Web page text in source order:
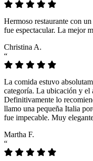
Hermoso restaurante con
fue espectacular. La mejor
Christina A.
“
La comida estuvo
categoría. La ubicación y el
Definitivamente lo
llamo una pequeña Italia
fue impecable. Muy
Martha F.
“